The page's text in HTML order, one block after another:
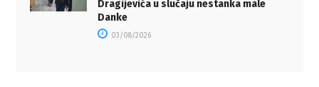
Dragijevića u slučaju nestanka male
Danke
03/08/2026